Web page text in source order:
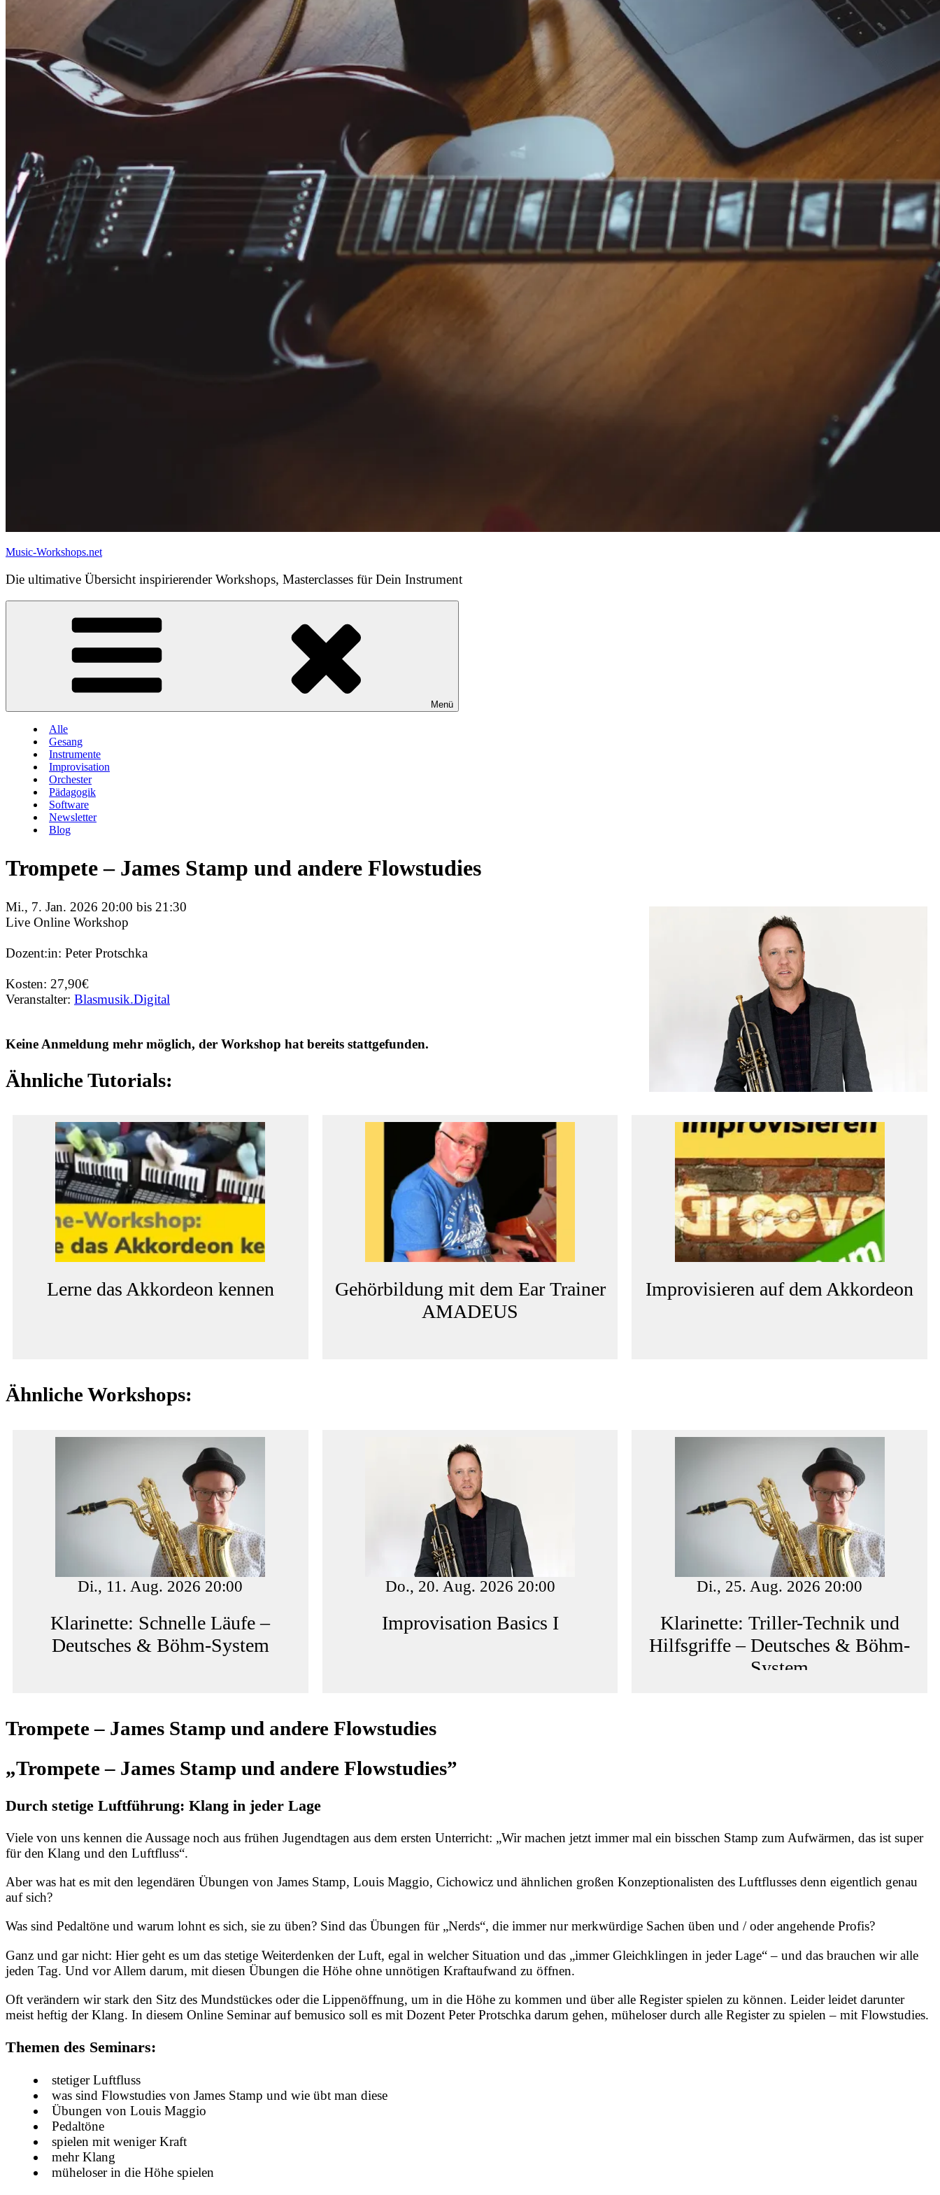
Music-Workshops.net
Die ultimative Übersicht inspirierender Workshops, Masterclasses für Dein Instrument
Menü
Alle
Gesang
Instrumente
Improvisation
Orchester
Pädagogik
Software
Newsletter
Blog
Trompete – James Stamp und andere Flowstudies
Mi., 7. Jan. 2026 20:00 bis 21:30
Live Online Workshop
Dozent:in: Peter Protschka
Kosten: 27,90€
Veranstalter: Blasmusik.Digital
Keine Anmeldung mehr möglich, der Workshop hat bereits stattgefunden.
Ähnliche Tutorials:
Lerne das Akkordeon kennen
Gehörbildung mit dem Ear Trainer
AMADEUS
Improvisieren auf dem Akkordeon
Ähnliche Workshops:
Di., 11. Aug. 2026 20:00
Klarinette: Schnelle Läufe –
Deutsches & Böhm-System
Do., 20. Aug. 2026 20:00
Improvisation Basics I
Di., 25. Aug. 2026 20:00
Klarinette: Triller-Technik und
Hilfsgriffe – Deutsches & Böhm-
System
Trompete – James Stamp und andere Flowstudies
„Trompete – James Stamp und andere Flowstudies”
Durch stetige Luftführung: Klang in jeder Lage
Viele von uns kennen die Aussage noch aus frühen Jugendtagen aus dem ersten Unterricht: „Wir machen jetzt immer mal ein bisschen Stamp zum Aufwärmen, das ist super
für den Klang und den Luftfluss“.
Aber was hat es mit den legendären Übungen von James Stamp, Louis Maggio, Cichowicz und ähnlichen großen Konzeptionalisten des Luftflusses denn eigentlich genau
auf sich?
Was sind Pedaltöne und warum lohnt es sich, sie zu üben? Sind das Übungen für „Nerds“, die immer nur merkwürdige Sachen üben und / oder angehende Profis?
Ganz und gar nicht: Hier geht es um das stetige Weiterdenken der Luft, egal in welcher Situation und das „immer Gleichklingen in jeder Lage“ – und das brauchen wir alle
jeden Tag. Und vor Allem darum, mit diesen Übungen die Höhe ohne unnötigen Kraftaufwand zu öffnen.
Oft verändern wir stark den Sitz des Mundstückes oder die Lippenöffnung, um in die Höhe zu kommen und über alle Register spielen zu können. Leider leidet darunter
meist heftig der Klang. In diesem Online Seminar auf bemusico soll es mit Dozent Peter Protschka darum gehen, müheloser durch alle Register zu spielen – mit Flowstudies.
Themen des Seminars:
stetiger Luftfluss
was sind Flowstudies von James Stamp und wie übt man diese
Übungen von Louis Maggio
Pedaltöne
spielen mit weniger Kraft
mehr Klang
müheloser in die Höhe spielen